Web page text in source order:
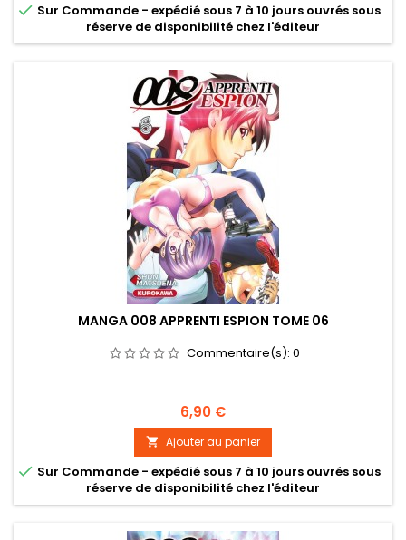
 Sur Commande - expédié sous 7 à 10 jours ouvrés sous
réserve de disponibilité chez l'éditeur
MANGA 008 APPRENTI ESPION TOME 06
Commentaire(s): 0
Prix
6,90 €
 Ajouter au panier
 Sur Commande - expédié sous 7 à 10 jours ouvrés sous
réserve de disponibilité chez l'éditeur